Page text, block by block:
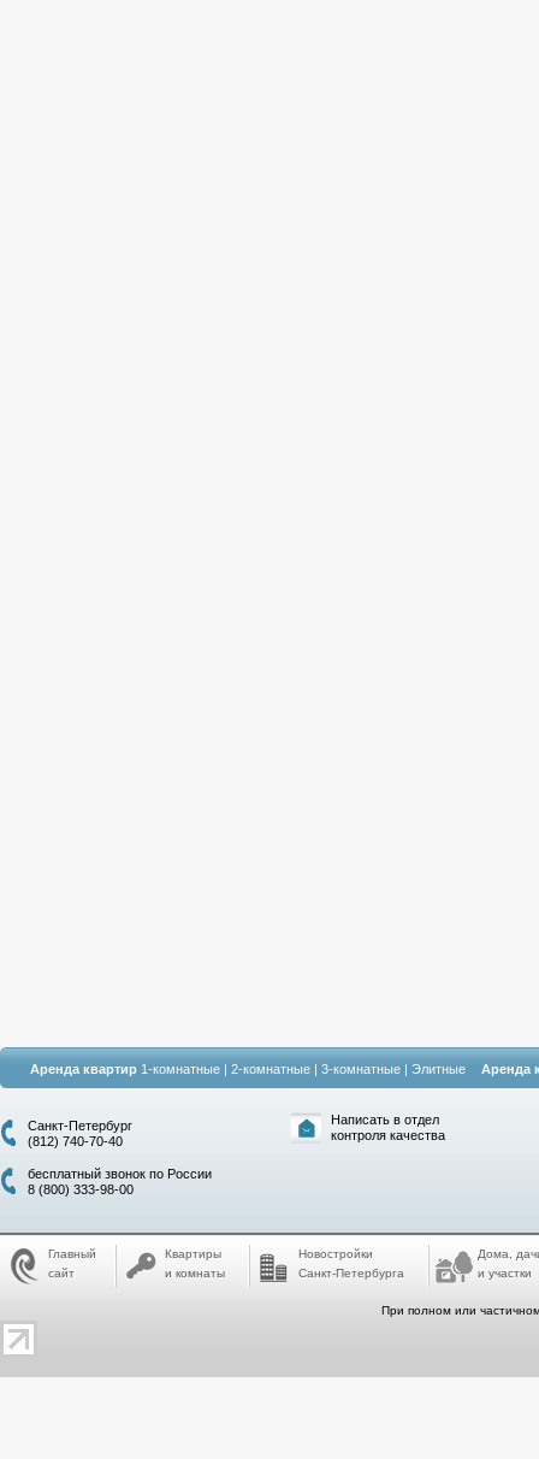
Аренда квартир 1-комнатные | 2-комнатные | 3-комнатные | Элитные Аренда
Санкт-Петербург
(812) 740-70-40
бесплатный звонок по России
8 (800) 333-98-00
Написать в отдел
контроля качества
Главный
сайт
Квартиры
и комнаты
Новостройки
Санкт-Петербурга
Дома,
и участки
При полном или